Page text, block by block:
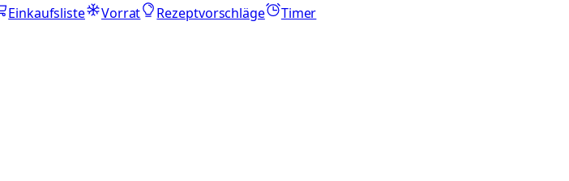
Einkaufsliste Vorrat Rezeptvorschläge
Timer